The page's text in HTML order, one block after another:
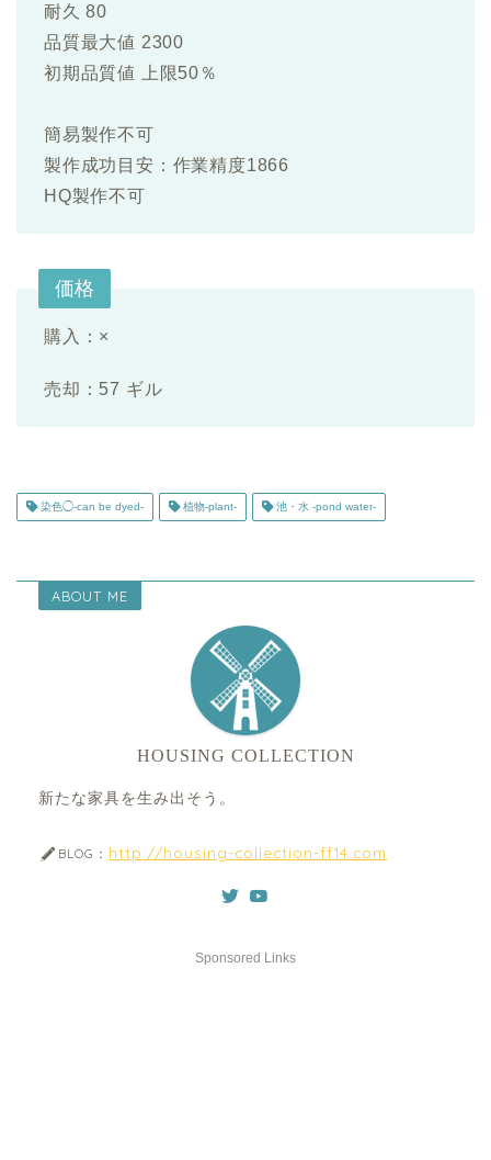
耐久 80
品質最大値 2300
初期品質値 上限50％
簡易製作不可
製作成功目安：作業精度1866
HQ製作不可
価格
購入：×
売却：57 ギル
染色◯-can be dyed- 植物-plant- 池・水 -pond water-
ABOUT ME
HOUSING COLLECTION
新たな家具を生み出そう。
BLOG： http://housing-collection-ff14.com
Sponsored Links